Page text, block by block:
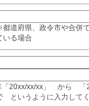
道府県、政令市や合併
いる場合
20xx/xx/xx」 から 「
というように入力してく